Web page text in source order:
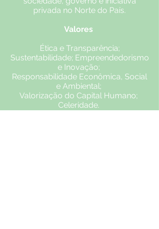
privada no Norte do País.
Valores
Ética e Transparência;
Sustentabilidade; Empreendedorismo
e Inovação;
Responsabilidade Econômica, Social
e Ambiental;
Valorização do Capital Humano;
Celeridade.